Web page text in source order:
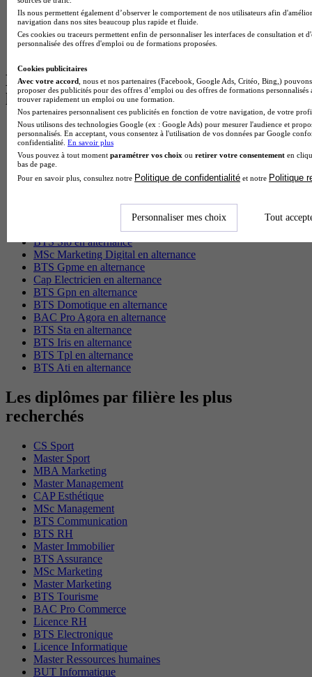
BTS Communication à Bordeaux
Master Psychologie à Angers
BTS Communication à Lyon
BTS Ndrc à Lyon
Les intitulés de diplôme par alternance
les plus recherchés
BTS Esf en alternance
BTS Dietetique en alternance
BTS Mco en alternance
BTS Pi en alternance
BTS Sp3s en alternance
BTS Ndrc en alternance
BTS Sam en alternance
Cap Fleuriste en alternance
BTS Sio en alternance
MSc Marketing Digital en alternance
BTS Gpme en alternance
Cap Electricien en alternance
BTS Gpn en alternance
BTS Domotique en alternance
BAC Pro Agora en alternance
BTS Sta en alternance
BTS Iris en alternance
BTS Tpl en alternance
BTS Ati en alternance
Les diplômes par filière les plus
recherchés
CS Sport
Master Sport
MBA Marketing
Master Management
CAP Esthétique
MSc Management
BTS Communication
BTS RH
Master Immobilier
BTS Assurance
MSc Marketing
Master Marketing
BTS Tourisme
BAC Pro Commerce
Licence RH
BTS Electronique
Licence Informatique
Master Ressources humaines
BUT Informatique
Ils nous permettent également d’observer le comportement de nos utilisateurs afin
navigation dans nos sites beaucoup plus rapide et fluide.
Ces cookies ou traceurs permettent enfin de personnaliser les interfaces de consultation et
personnalisée des offres d'emploi ou de formations proposées.
Cookies publicitaires
Avec votre accord , nous et nos partenaires (Facebook, Google Ads, Critéo, Bing,)
proposer des publicités pour des offres d’emploi ou des offres de formations
trouver rapidement un emploi ou une formation.
Nos partenaires personnalisent ces publicités en fonction de votre navigation, de votre
Nous utilisons des technologies Google (ex : Google Ads) pour mesurer l'audience et
personnalisés. En acceptant, vous consentez à l'utilisation de vos données par Google
confidentialité. En savoir plus
Vous pouvez à tout moment paramétrer vos choix ou retirer votre consentement en
bas de page.
Pour en savoir plus, consultez notre Politique de confidentialité et notre Politique
Personnaliser mes choix Tout